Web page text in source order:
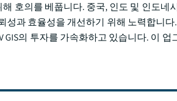
호의를 베풉니다. 중국, 인도 및 인도네
성과 효율성을 개선하기 위해 노력합니
의 투자를 가속화하고 있습니다. 이 업